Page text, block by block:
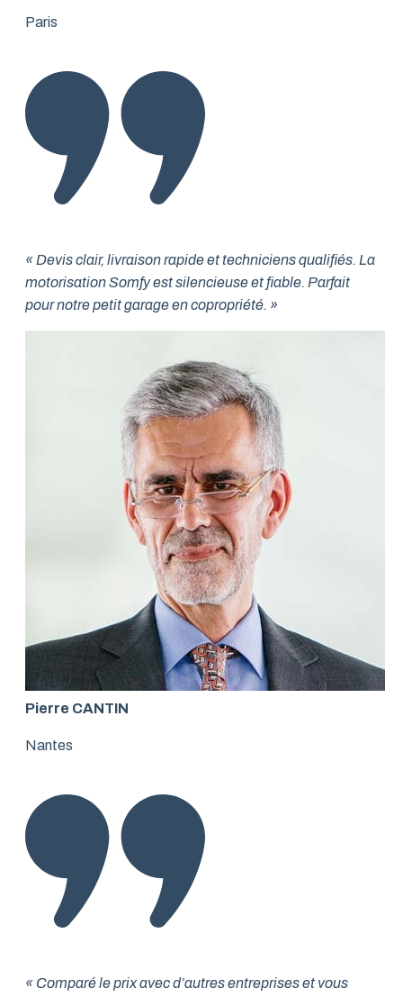
Paris
« Devis clair, livraison rapide et techniciens qualifiés. La
motorisation Somfy est silencieuse et fiable. Parfait
pour notre petit garage en copropriété. »
Pierre CANTIN
Nantes
« Comparé le prix avec d’autres entreprises et vous